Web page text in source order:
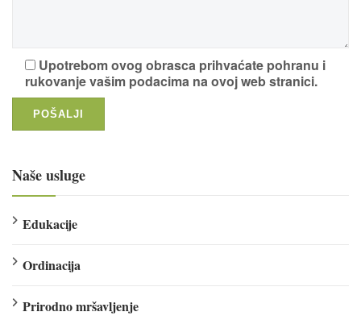
Upotrebom ovog obrasca prihvaćate pohranu i
rukovanje vašim podacima na ovoj web stranici.
Naše usluge
Edukacije
Ordinacija
Prirodno mršavljenje